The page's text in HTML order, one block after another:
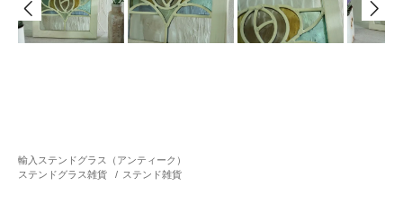
輸入ステンドグラス（アンティーク）
ステンドグラス雑貨
/ ステンド雑貨